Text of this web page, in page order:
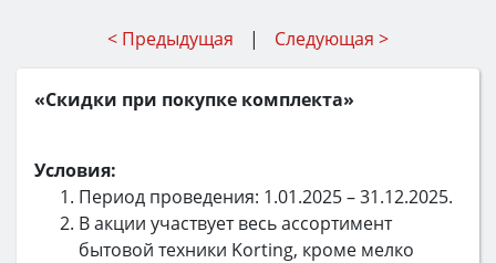
< Предыдущая | Следующая >
«Скидки при покупке комплекта»
Условия:
Период проведения: 1.01.2025 – 31.12.2025.
В акции участвует весь ассортимент
бытовой техники Korting, кроме мелко